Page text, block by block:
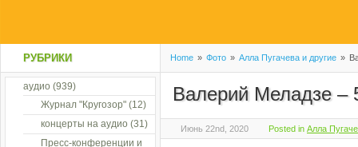
Home » Фото » Алла Пугачева и другие »
Валерий Меладзе –
Июнь 22nd, 2020 Posted in Алла
РУБРИКИ
аудио (939)
Журнал "Кругозор" (12)
концерты на аудио (31)
Пресс-конференции и